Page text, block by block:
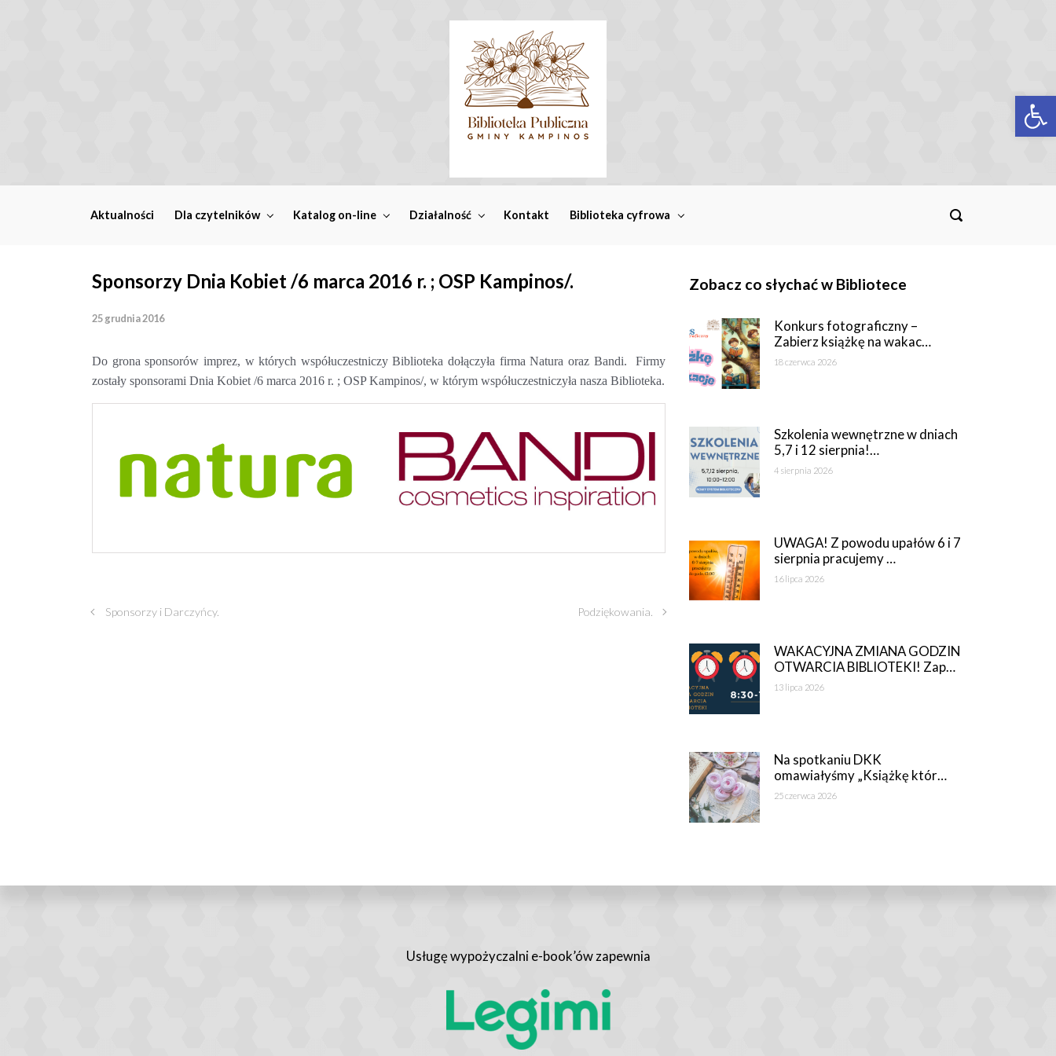
Aktualności Dla czytelników Katalog on-line Działalność Kontakt Biblioteka cyfrowa
Sponsorzy Dnia Kobiet /6 marca 2016 r. ; OSP Kampinos/.
25 grudnia 2016
Do grona sponsorów imprez, w których współuczestniczy Biblioteka dołączyła firma Natura oraz Bandi. Firmy
zostały sponsorami Dnia Kobiet /6 marca 2016 r. ; OSP Kampinos/, w którym współuczestniczyła nasza Biblioteka.
Sponsorzy i Darczyńcy. Podziękowania.
Zobacz co słychać w Bibliotece
Konkurs fotograficzny –
Zabierz książkę na wakac…
18 czerwca 2026
Szkolenia wewnętrzne w dniach
5,7 i 12 sierpnia!…
4 sierpnia 2026
UWAGA! Z powodu upałów 6 i 7
sierpnia pracujemy …
16 lipca 2026
WAKACYJNA ZMIANA GODZIN
OTWARCIA BIBLIOTEKI! Zap…
13 lipca 2026
Na spotkaniu DKK
omawiałyśmy „Książkę któr…
25 czerwca 2026
Usługę wypożyczalni e-book’ów zapewnia